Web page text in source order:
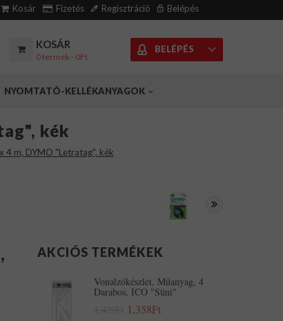
Kosár Fizetés Regisztráció Belépés
KOSÁR
0 termék - 0Ft
BELÉPÉS
NYOMTATÓ-KELLÉKANYAGOK
kék
4 m, DYMO "Letratag", kék
AKCIÓS TERMÉKEK
Vonalzókészlet, Műanyag, 4
Darabos, ICO "Süni"
1,358Ft